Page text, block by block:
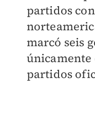
partidos
marcó seis
únicamente
partidos